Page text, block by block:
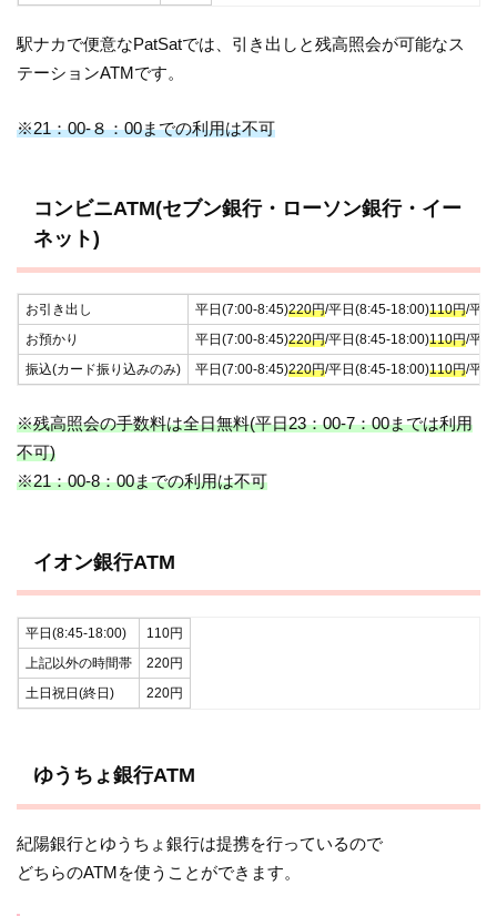
駅ナカで便意なPatSatでは、引き出しと残高照会が可能なス
テーションATMです。
※21：00-８：00までの利用は不可
コンビニATM(セブン銀行・ローソン銀行・イー
ネット)
お引き出し 平日(7:00-8:45)220円/平日(8:45-18:00)110円/平
お預かり
平日(7:00-8:45)220円/平日(8:45-18:00)110円/平
振込(カード振り込みのみ)
平日(7:00-8:45)220円/平日(8:45-18:00)110円/平
※残高照会の手数料は全日無料(平日23：00-7：00までは利用
不可)
※21：00-8：00までの利用は不可
イオン銀行ATM
平日(8:45-18:00)
110円
上記以外の時間帯
220円
土日祝日(終日)
220円
ゆうちょ銀行ATM
紀陽銀行とゆうちょ銀行は提携を行っているので
どちらのATMを使うことができます。